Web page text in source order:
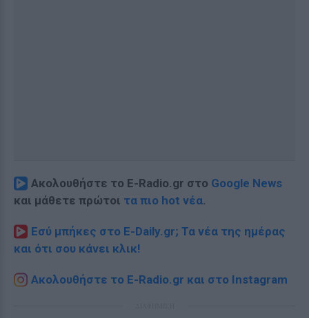
Ακολουθήστε το E-Radio.gr στο Google News
και μάθετε πρώτοι τα πιο hot νέα.
Εσύ μπήκες στο E-Daily.gr; Τα νέα της ημέρας
και ότι σου κάνει κλικ!
Ακολουθήστε το E-Radio.gr και στο Instagram